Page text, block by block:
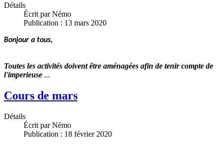
Détails
Écrit parNémo
Publication : 13 mars 2020
Bonjour a tous,
Toutes les activités doivent être aménagées afin de tenir compte de
l'imperieuse ...
Cours de mars
Détails
Écrit parNémo
Publication : 18 février 2020